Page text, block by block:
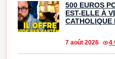
500 EUROS
EST-ELLE À
CATHOLIQUE
7 août 2026 4